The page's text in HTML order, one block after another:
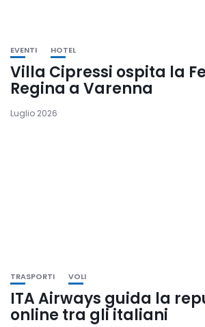
EVENTI HOTEL
Villa Cipressi ospita la
Regina a Varenna
Luglio 2026
TRASPORTI VOLI
ITA Airways guida la
online tra gli italiani